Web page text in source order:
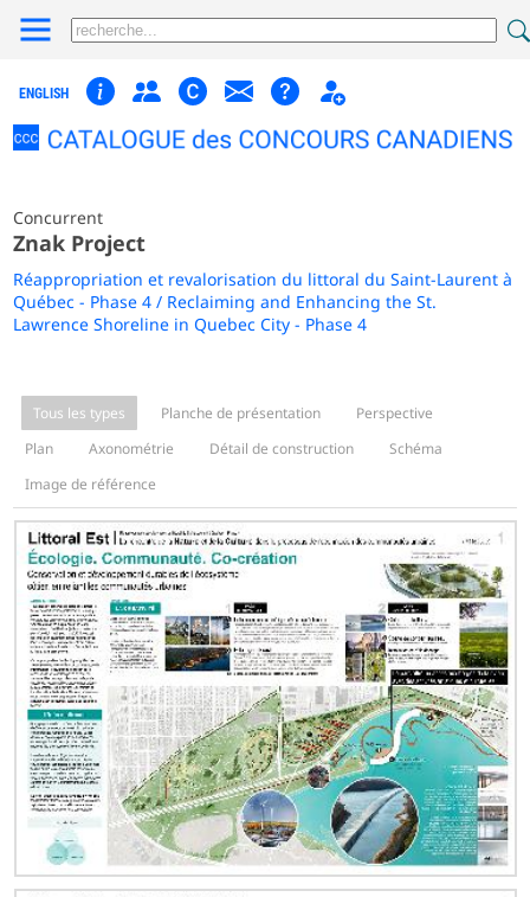
ENGLISH
Concurrent
Znak Project
Réappropriation et revalorisation du littoral du Saint-Laurent à
Québec - Phase 4 / Reclaiming and Enhancing the St.
Lawrence Shoreline in Quebec City - Phase 4
Tous les types Planche de présentation
Perspective
Plan
Axonométrie Détail de construction
Schéma
Image de référence